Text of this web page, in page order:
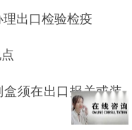
出口检验检疫
点
须在出口报关或装